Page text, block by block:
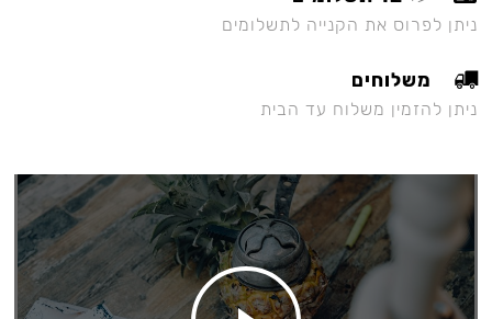
ניתן לפרוס את הקנייה לתשלומים
משלוחים
ניתן להזמין משלוח עד הבית